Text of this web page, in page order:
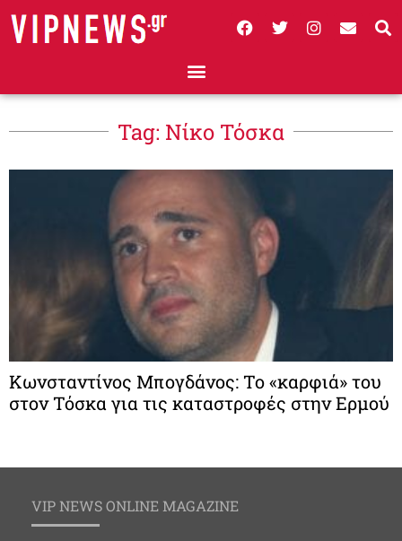
Tag: Νίκο Τόσκα
Κωνσταντίνος Μπογδάνος: Το «καρφιά» του
στον Τόσκα για τις καταστροφές στην Ερμού
VIP NEWS ONLINE MAGAZINE